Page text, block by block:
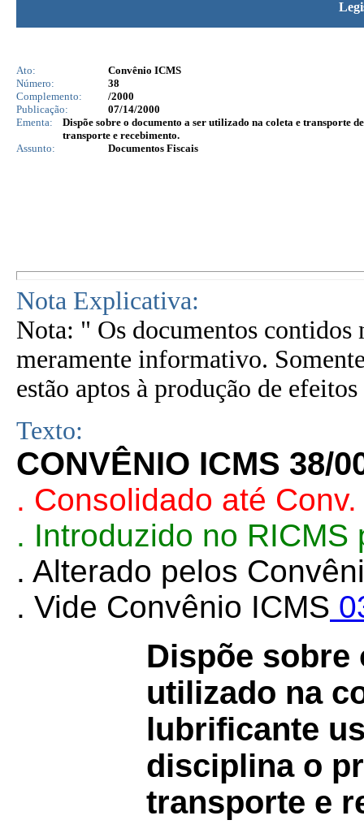
Ato:
Convênio ICMS
Número:
38
Complemento:
/2000
Publicação:
07/14/2000
Ementa:
Dispõe sobre o documento a ser utilizado na coleta e transporte
transporte e recebimento.
Assunto:
Documentos Fiscais
Nota Explicativa:
Nota: " Os documentos contidos
meramente informativo.
estão aptos à produção de
Texto:
CONVÊNIO ICMS 38/
. Consolidado até
. Introduzido no
. Alterado pelos
. Vide Convênio ICMS
Dispõe sobre
utilizado na
lubrificante
disciplina o
transporte e